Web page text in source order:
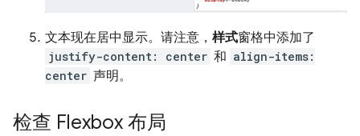
文本现在居中显示。请注意， 样式窗格中添加了
justify-content: center 和 align-items:
center 声明。
检查 Flexbox 布局